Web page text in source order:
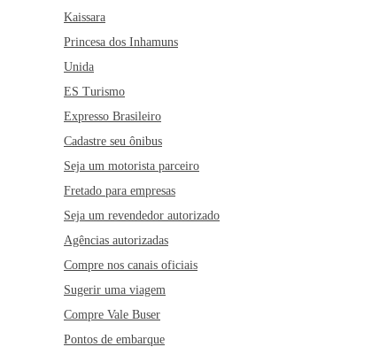
Kaissara
Princesa dos Inhamuns
Unida
ES Turismo
Expresso Brasileiro
Cadastre seu ônibus
Seja um motorista parceiro
Fretado para empresas
Seja um revendedor autorizado
Agências autorizadas
Compre nos canais oficiais
Sugerir uma viagem
Compre Vale Buser
Pontos de embarque